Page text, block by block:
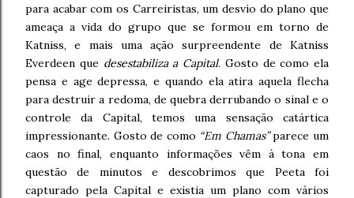
para acabar com os Carreiristas, um desvio do plano que
ameaça a vida do grupo que se formou em torno de
Katniss, e mais uma ação surpreendente de Katniss
Everdeen que desestabiliza a Capital. Gosto de como ela
pensa e age depressa, e quando ela atira aquela flecha
para destruir a redoma, de quebra derrubando o sinal e o
controle da Capital, temos uma sensação catártica
impressionante. Gosto de como “Em Chamas”parece um
caos no final, enquanto informações vêm à tona em
questão de minutos e descobrimos que Peeta foi
capturado pela Capital e existia um plano com vários